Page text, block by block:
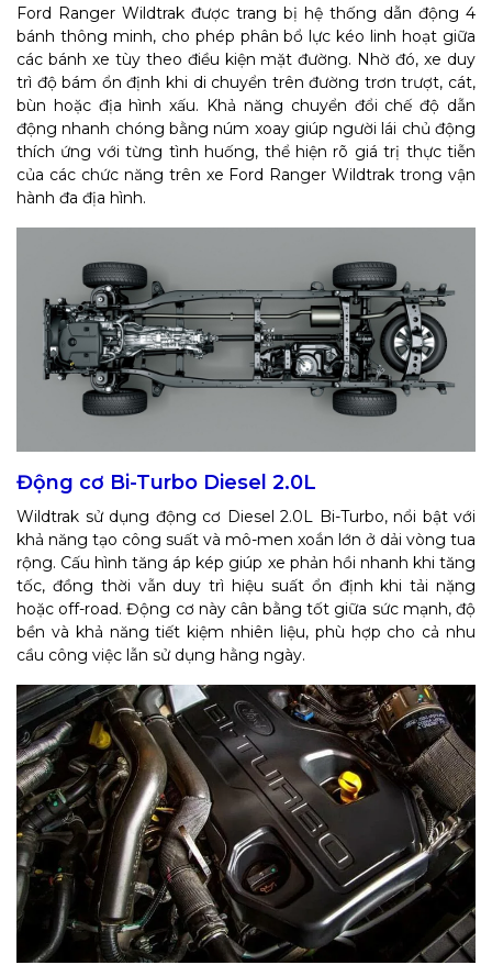
Ford Ranger Wildtrak được trang bị hệ thống dẫn động 4
bánh thông minh, cho phép phân bổ lực kéo linh hoạt giữa
các bánh xe tùy theo điều kiện mặt đường. Nhờ đó, xe duy
trì độ bám ổn định khi di chuyển trên đường trơn trượt, cát,
bùn hoặc địa hình xấu. Khả năng chuyển đổi chế độ dẫn
động nhanh chóng bằng núm xoay giúp người lái chủ động
thích ứng với từng tình huống, thể hiện rõ giá trị thực tiễn
của các chức năng trên xe Ford Ranger Wildtrak trong vận
hành đa địa hình.
Động cơ Bi-Turbo Diesel 2.0L
Wildtrak sử dụng động cơ Diesel 2.0L Bi-Turbo, nổi bật với
khả năng tạo công suất và mô-men xoắn lớn ở dải vòng tua
rộng. Cấu hình tăng áp kép giúp xe phản hồi nhanh khi tăng
tốc, đồng thời vẫn duy trì hiệu suất ổn định khi tải nặng
hoặc off-road. Động cơ này cân bằng tốt giữa sức mạnh, độ
bền và khả năng tiết kiệm nhiên liệu, phù hợp cho cả nhu
cầu công việc lẫn sử dụng hằng ngày.